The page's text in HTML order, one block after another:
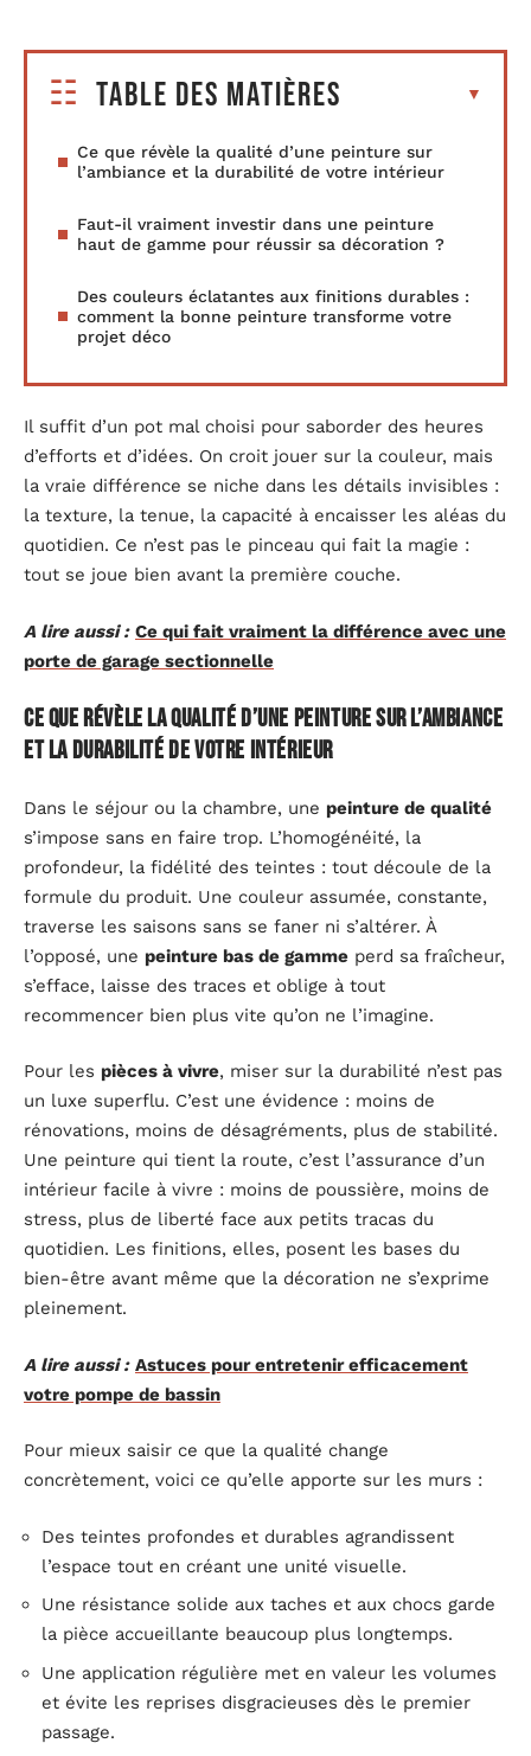
Table des matières
Ce que révèle la qualité d’une peinture sur
l’ambiance et la durabilité de votre intérieur
Faut-il vraiment investir dans une peinture
haut de gamme pour réussir sa décoration ?
Des couleurs éclatantes aux finitions durables :
comment la bonne peinture transforme votre
projet déco
Il suffit d’un pot mal choisi pour saborder des heures
d’efforts et d’idées. On croit jouer sur la couleur, mais
la vraie différence se niche dans les détails invisibles :
la texture, la tenue, la capacité à encaisser les aléas du
quotidien. Ce n’est pas le pinceau qui fait la magie :
tout se joue bien avant la première couche.
A lire aussi : Ce qui fait vraiment la différence avec une
porte de garage sectionnelle
Ce que révèle la qualité d’une peinture sur l’ambiance
et la durabilité de votre intérieur
Dans le séjour ou la chambre, une peinture de qualité
s’impose sans en faire trop. L’homogénéité, la
profondeur, la fidélité des teintes : tout découle de la
formule du produit. Une couleur assumée, constante,
traverse les saisons sans se faner ni s’altérer. À
l’opposé, une peinture bas de gamme perd sa fraîcheur,
s’efface, laisse des traces et oblige à tout
recommencer bien plus vite qu’on ne l’imagine.
Pour les pièces à vivre, miser sur la durabilité n’est pas
un luxe superflu. C’est une évidence : moins de
rénovations, moins de désagréments, plus de stabilité.
Une peinture qui tient la route, c’est l’assurance d’un
intérieur facile à vivre : moins de poussière, moins de
stress, plus de liberté face aux petits tracas du
quotidien. Les finitions, elles, posent les bases du
bien-être avant même que la décoration ne s’exprime
pleinement.
A lire aussi : Astuces pour entretenir efficacement
votre pompe de bassin
Pour mieux saisir ce que la qualité change
concrètement, voici ce qu’elle apporte sur les murs :
Des teintes profondes et durables agrandissent
l’espace tout en créant une unité visuelle.
Une résistance solide aux taches et aux chocs garde
la pièce accueillante beaucoup plus longtemps.
Une application régulière met en valeur les volumes
et évite les reprises disgracieuses dès le premier
passage.